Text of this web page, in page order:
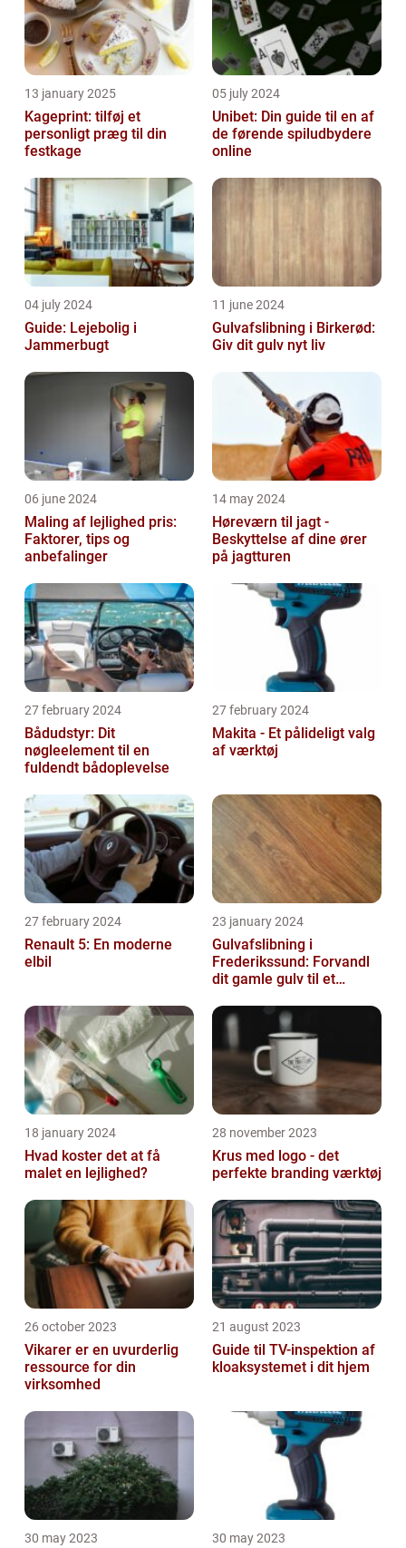
13 january 2025
Kageprint: tilføj et
personligt præg til din
festkage
05 july 2024
Unibet: Din guide til en af
de førende spiludbydere
online
04 july 2024
Guide: Lejebolig i
Jammerbugt
11 june 2024
Gulvafslibning i Birkerød:
Giv dit gulv nyt liv
06 june 2024
Maling af lejlighed pris:
Faktorer, tips og
anbefalinger
14 may 2024
Høreværn til jagt -
Beskyttelse af dine ører
på jagtturen
27 february 2024
Bådudstyr: Dit
nøgleelement til en
fuldendt bådoplevelse
27 february 2024
Makita - Et pålideligt valg
af værktøj
27 february 2024
Renault 5: En moderne
elbil
23 january 2024
Gulvafslibning i
Frederikssund: Forvandl
dit gamle gulv til et
18 january 2024
Hvad koster det at få
malet en lejlighed?
28 november 2023
Krus med logo - det
perfekte branding værktøj
26 october 2023
Vikarer er en uvurderlig
ressource for din
virksomhed
21 august 2023
Guide til TV-inspektion af
kloaksystemet i dit hjem
30 may 2023 30 may 2023